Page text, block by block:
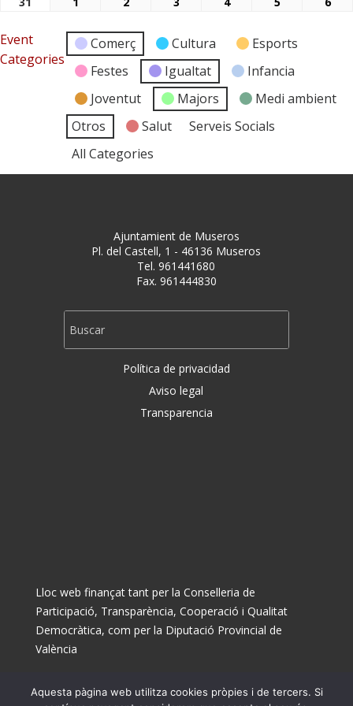
Event
Categories
Comerç Cultura
Esports
Festes
Igualtat
Infancia
Joventut
Majors
Medi ambient
Otros
Salut
Serveis Socials
All Categories
Ajuntamient de Museros
Pl. del Castell, 1 - 46136 Museros
Tel. 961441680
Fax. 961444830
Política de privacidad
Aviso legal
Transparencia
Lloc web finançat tant per la Conselleria de
Participació, Transparència, Cooperació i Qualitat
Democràtica, com per la Diputació Provincial de
València
Aquesta pàgina web utilitza cookies pròpies i de tercers. Si